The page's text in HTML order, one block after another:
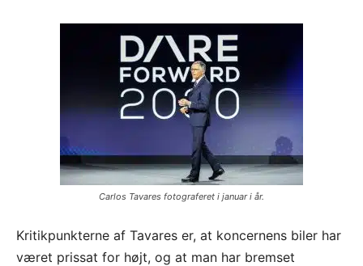
Carlos Tavares fotograferet i januar i år.
Kritikpunkterne af Tavares er, at koncernens biler har
været prissat for højt, og at man har bremset